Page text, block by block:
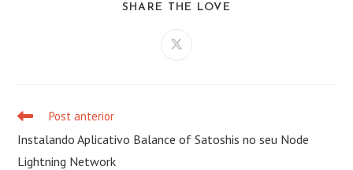
SHARE THE LOVE
Abre
Leia
artigos
Post anterior
Instalando Aplicativo Balance of Satoshis no seu Node
Lightning Network